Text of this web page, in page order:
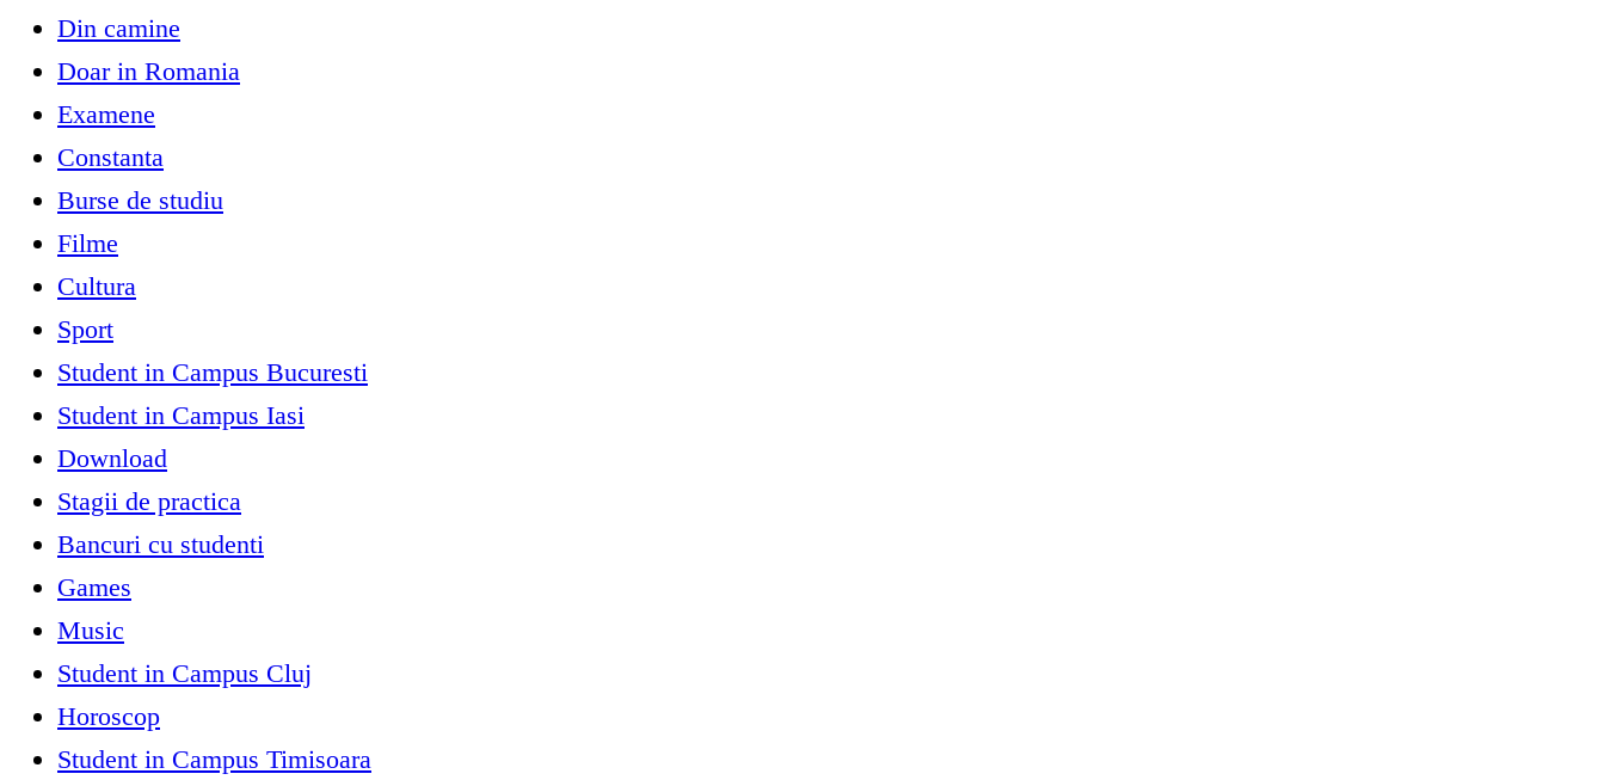
Din camine
Doar in Romania
Examene
Constanta
Burse de studiu
Filme
Cultura
Sport
Student in Campus Bucuresti
Student in Campus Iasi
Download
Stagii de practica
Bancuri cu studenti
Games
Music
Student in Campus Cluj
Horoscop
Student in Campus Timisoara